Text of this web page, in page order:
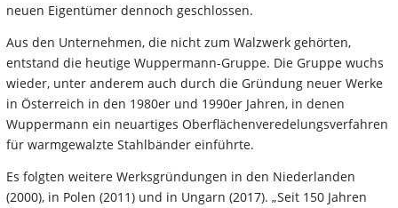
neuen Eigentümer dennoch geschlossen.
Aus den Unternehmen, die nicht zum Walzwerk gehörten,
entstand die heutige Wuppermann-Gruppe. Die Gruppe wuchs
wieder, unter anderem auch durch die Gründung neuer Werke
in Österreich in den 1980er und 1990er Jahren, in denen
Wuppermann ein neuartiges Oberflächenveredelungsverfahren
für warmgewalzte Stahlbänder einführte.
Es folgten weitere Werksgründungen in den Niederlanden
(2000), in Polen (2011) und in Ungarn (2017). „Seit 150 Jahren